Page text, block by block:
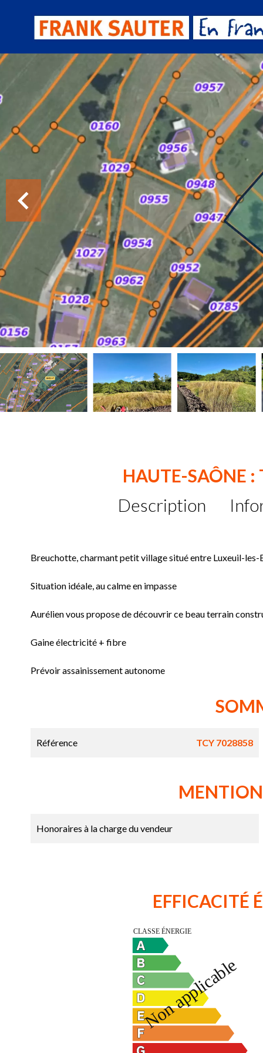
HAUTE-SAÔNE
Description
Breuchotte, charmant petit village situé entre Luxeuil-
Situation idéale, au calme en impasse
Aurélien vous propose de découvrir ce beau terrain
Gaine électricité + fibre
Prévoir assainissement autonome
Référence TCY 7028858
Honoraires à la charge du vendeur
EFFICACITÉ